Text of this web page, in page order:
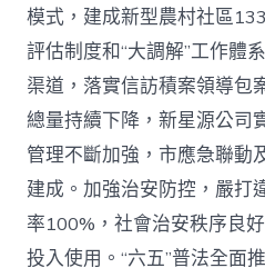
模式，建成新型農村社區
評估制度和“大調解”工作體
渠道，落實信訪積案領導包
總量持續下降，新星源公司
管理不斷加強，市應急聯動
建成。加強治安防控，嚴打
率100%，社會治安秩序良
投入使用。“六五”普法全面